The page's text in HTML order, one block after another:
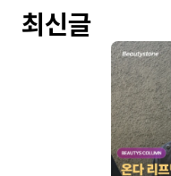
최신글